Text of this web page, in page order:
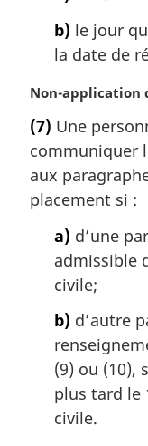
b) le jour
la date de
N
t
e
m
a
r
Non-application
(7) Une
communiquer
aux
placement si :
a) d’une
admissible
civile;
b) d’autre
(9) ou (10),
plus tard le
civile.